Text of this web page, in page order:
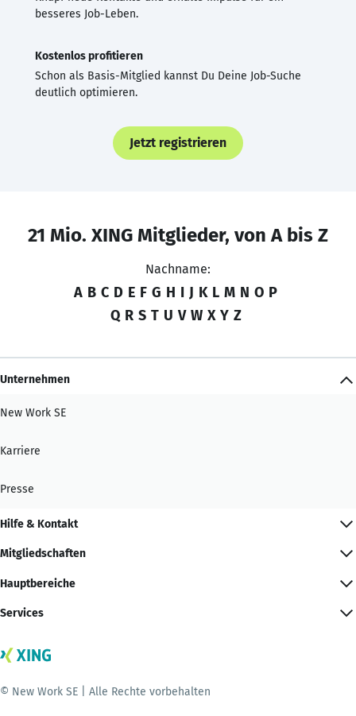
besseres Job-Leben.
Kostenlos profitieren
Schon als Basis-Mitglied kannst Du Deine Job-Suche
deutlich optimieren.
Jetzt registrieren
21 Mio. XING Mitglieder, von A bis Z
Nachname:
A B C D E F G H I J K L M N O P
Q R S T U V W X Y Z
Unternehmen
New Work SE
Karriere
Presse
Hilfe & Kontakt
Mitgliedschaften
Hauptbereiche
Services
© New Work SE | Alle Rechte vorbehalten